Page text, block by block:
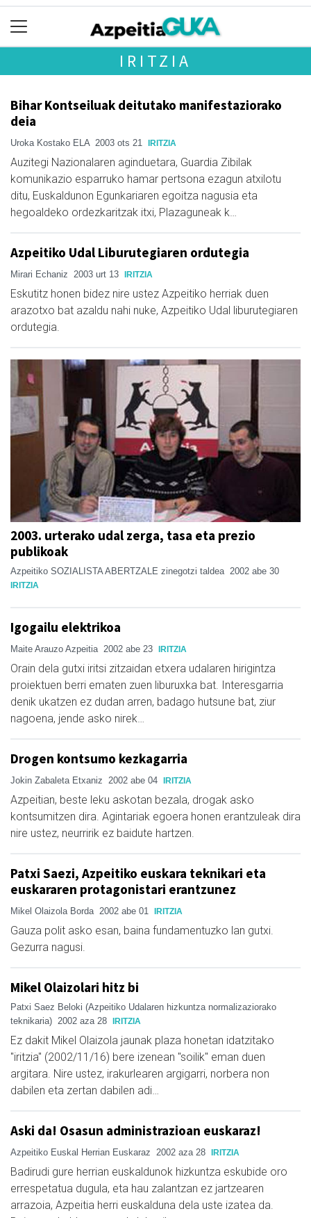
IRITZIA
Bihar Kontseiluak deitutako manifestaziorako
deia
Uroka Kostako ELA 2003 ots 21 IRITZIA
Auzitegi Nazionalaren aginduetara, Guardia Zibilak
komunikazio esparruko hamar pertsona ezagun atxilotu
ditu, Euskaldunon Egunkariaren egoitza nagusia eta
hegoaldeko ordezkaritzak itxi, Plazaguneak k…
Azpeitiko Udal Liburutegiaren ordutegia
Mirari Echaniz 2003 urt 13 IRITZIA
Eskutitz honen bidez nire ustez Azpeitiko herriak duen
arazotxo bat azaldu nahi nuke, Azpeitiko Udal liburutegiaren
ordutegia.
2003. urterako udal zerga, tasa eta prezio
publikoak
Azpeitiko SOZIALISTA ABERTZALE zinegotzi taldea 2002 abe 30
IRITZIA
Igogailu elektrikoa
Maite Arauzo Azpeitia 2002 abe 23 IRITZIA
Orain dela gutxi iritsi zitzaidan etxera udalaren hirigintza
proiektuen berri ematen zuen liburuxka bat. Interesgarria
denik ukatzen ez dudan arren, badago hutsune bat, ziur
nagoena, jende asko nirek…
Drogen kontsumo kezkagarria
Jokin Zabaleta Etxaniz 2002 abe 04 IRITZIA
Azpeitian, beste leku askotan bezala, drogak asko
kontsumitzen dira. Agintariak egoera honen erantzuleak dira
nire ustez, neurririk ez baidute hartzen.
Patxi Saezi, Azpeitiko euskara teknikari eta
euskararen protagonistari erantzunez
Mikel Olaizola Borda 2002 abe 01 IRITZIA
Gauza polit asko esan, baina fundamentuzko lan gutxi.
Gezurra nagusi.
Mikel Olaizolari hitz bi
Patxi Saez Beloki (Azpeitiko Udalaren hizkuntza normalizaziorako
teknikaria) 2002 aza 28 IRITZIA
Ez dakit Mikel Olaizola jaunak plaza honetan idatzitako
"iritzia" (2002/11/16) bere izenean "soilik" eman duen
argitara. Nire ustez, irakurlearen argigarri, norbera non
dabilen eta zertan dabilen adi…
Aski da! Osasun administrazioan euskaraz!
Azpeitiko Euskal Herrian Euskaraz 2002 aza 28 IRITZIA
Badirudi gure herrian euskaldunok hizkuntza eskubide oro
errespetatua dugula, eta hau zalantzan ez jartzearen
arrazoia, Azpeitia herri euskalduna dela uste izatea da.